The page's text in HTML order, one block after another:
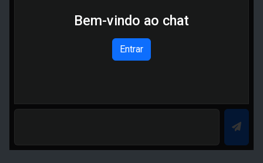
Bem-vindo ao chat
Entrar